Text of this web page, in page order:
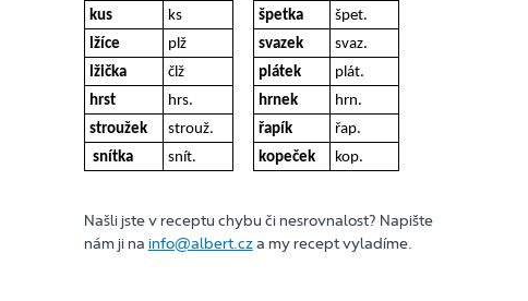
kus ks špetka
špet.
lžíce
plž svazek
svaz.
lžička
člž plátek
plát.
hrst
hrs. hrnek
hrn.
stroužek
strouž. řapík
řap.
snítka
snít. kopeček kop.
Našli jste v receptu chybu či nesrovnalost? Napište
nám ji na info@albert.cza my recept vyladíme.